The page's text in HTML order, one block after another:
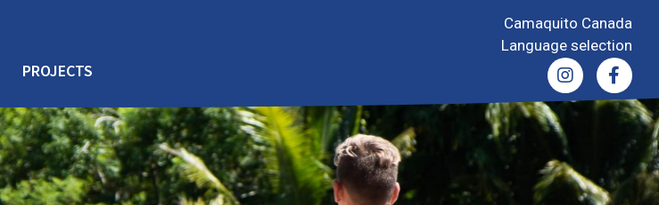
PROJECTS
Camaquito Canada
Language selection